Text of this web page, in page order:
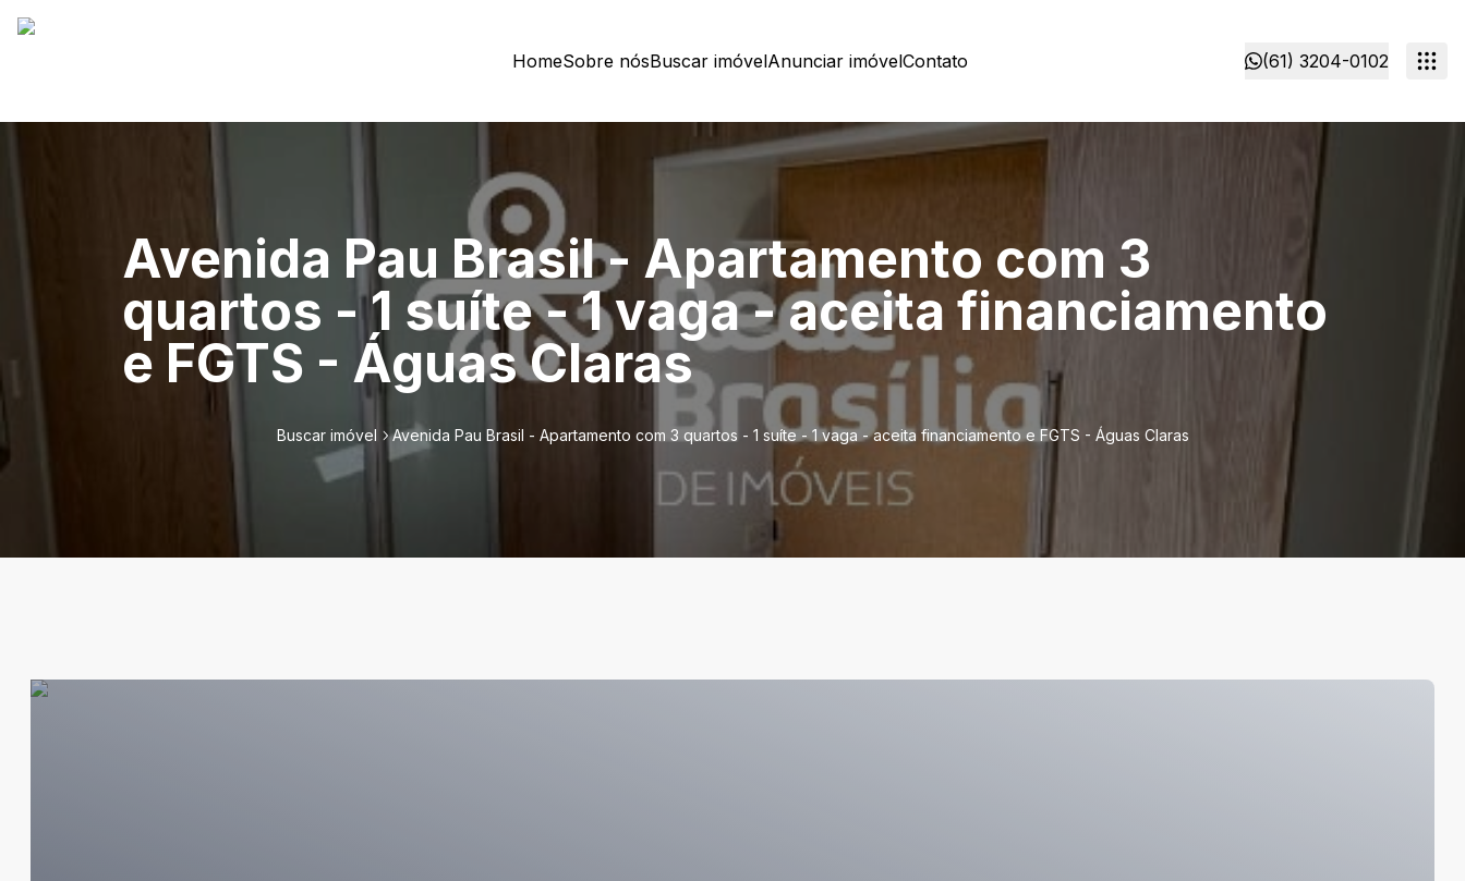
HomeSobre nósBuscar imóvelAnunciar imóvelContato (61) 3204-0102
Avenida Pau Brasil - Apartamento com 3
quartos - 1 suíte - 1 vaga - aceita financiamento
e FGTS - Águas Claras
Buscar imóvel Avenida Pau Brasil - Apartamento com 3 quartos - 1 suíte - 1 vaga - aceita financiamento e FGTS - Águas Claras